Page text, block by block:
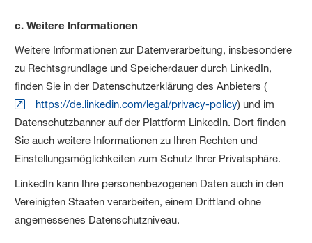
c. Weitere Informationen
Weitere Informationen zur Datenverarbeitung, insbesondere
zu Rechtsgrundlage und Speicherdauer durch LinkedIn,
finden Sie in der Datenschutzerklärung des Anbieters (
https://de.linkedin.com/legal/privacy-policy) und im
Datenschutzbanner auf der Plattform LinkedIn. Dort finden
Sie auch weitere Informationen zu Ihren Rechten und
Einstellungsmöglichkeiten zum Schutz Ihrer Privatsphäre.
LinkedIn kann Ihre personenbezogenen Daten auch in den
Vereinigten Staaten verarbeiten, einem Drittland ohne
angemessenes Datenschutzniveau.